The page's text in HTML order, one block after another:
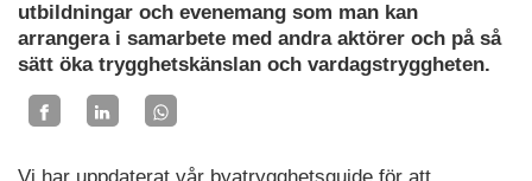
utbildningar och evenemang som man kan
arrangera i samarbete med andra aktörer och på så
sätt öka trygghetskänslan och vardagstryggheten.